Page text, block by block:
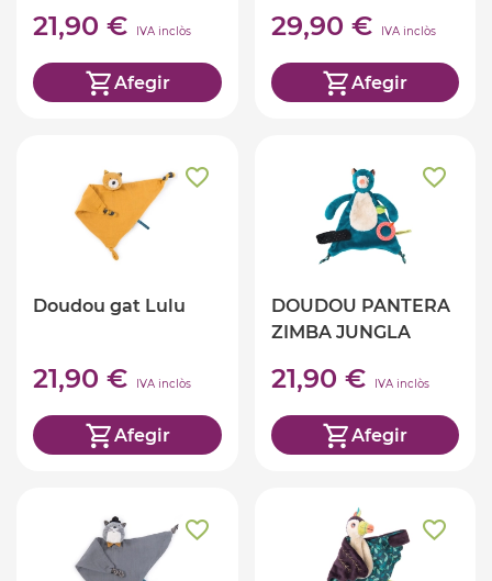
21,90 € IVA inclòs
Afegir
29,90 € IVA inclòs
Afegir
Doudou gat Lulu
21,90 € IVA inclòs
Afegir
DOUDOU PANTERA
ZIMBA JUNGLA
21,90 € IVA inclòs
Afegir